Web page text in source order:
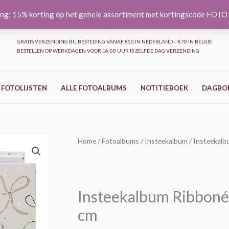
15% korting op het gehele assortiment met kortingscode
GRATIS VERZENDING BIJ BESTEDING VANAF €50 IN NEDERLAND – €70 IN BELGIË
BESTELLEN OP WERKDAGEN VOOR 16:00 UUR IS ZELFDE DAG VERZENDING
ALLE FOTOALBUMS NOTITIEBOEK
Home/Fotoalbums / Insteekalbum /
Insteekalbum
cm
Insteekalbum
foto's